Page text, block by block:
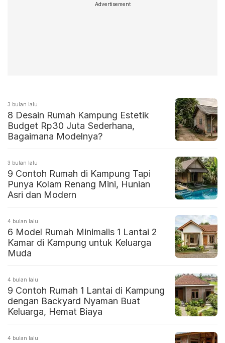
Advertisement
3 bulan lalu
8 Desain Rumah Kampung Estetik
Budget Rp30 Juta Sederhana,
Bagaimana Modelnya?
3 bulan lalu
9 Contoh Rumah di Kampung Tapi
Punya Kolam Renang Mini, Hunian
Asri dan Modern
4 bulan lalu
6 Model Rumah Minimalis 1 Lantai 2
Kamar di Kampung untuk Keluarga
Muda
4 bulan lalu
9 Contoh Rumah 1 Lantai di Kampung
dengan Backyard Nyaman Buat
Keluarga, Hemat Biaya
4 bulan lalu